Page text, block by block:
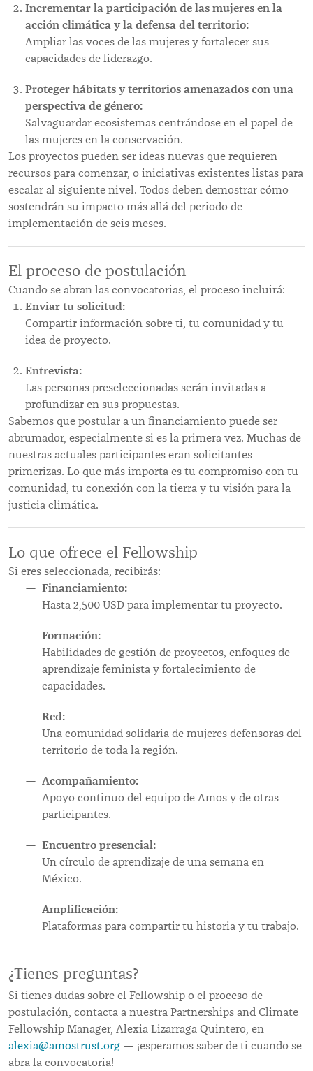
Incrementar la participación de las mujeres en la
acción climática y la defensa del territorio:
Ampliar las voces de las mujeres y fortalecer sus
capacidades de liderazgo.
Proteger hábitats y territorios amenazados con una
perspectiva de género:
Salvaguardar ecosistemas centrándose en el papel de
las mujeres en la conservación.
Los proyectos pueden ser ideas nuevas que requieren
recursos para comenzar, o iniciativas existentes listas para
escalar al siguiente nivel. Todos deben demostrar cómo
sostendrán su impacto más allá del periodo de
implementación de seis meses.
El proceso de postulación
Cuando se abran las convocatorias, el proceso incluirá:
Enviar tu solicitud:
Compartir información sobre ti, tu comunidad y tu
idea de proyecto.
Entrevista:
Las personas preseleccionadas serán invitadas a
profundizar en sus propuestas.
Sabemos que postular a un financiamiento puede ser
abrumador, especialmente si es la primera vez. Muchas de
nuestras actuales participantes eran solicitantes
primerizas. Lo que más importa es tu compromiso con tu
comunidad, tu conexión con la tierra y tu visión para la
justicia climática.
Lo que ofrece el Fellowship
Si eres seleccionada, recibirás:
Financiamiento:
Hasta 2,500 USD para implementar tu proyecto.
Formación:
Habilidades de gestión de proyectos, enfoques de
aprendizaje feminista y fortalecimiento de
capacidades.
Red:
Una comunidad solidaria de mujeres defensoras del
territorio de toda la región.
Acompañamiento:
Apoyo continuo del equipo de Amos y de otras
participantes.
Encuentro presencial:
Un círculo de aprendizaje de una semana en
México.
Amplificación:
Plataformas para compartir tu historia y tu trabajo.
¿Tienes preguntas?
Si tienes dudas sobre el Fellowship o el proceso de
postulación, contacta a nuestra Partnerships and Climate
Fellowship Manager, Alexia Lizarraga Quintero, en
alexia@amostrust.org — ¡esperamos saber de ti cuando se
abra la convocatoria!